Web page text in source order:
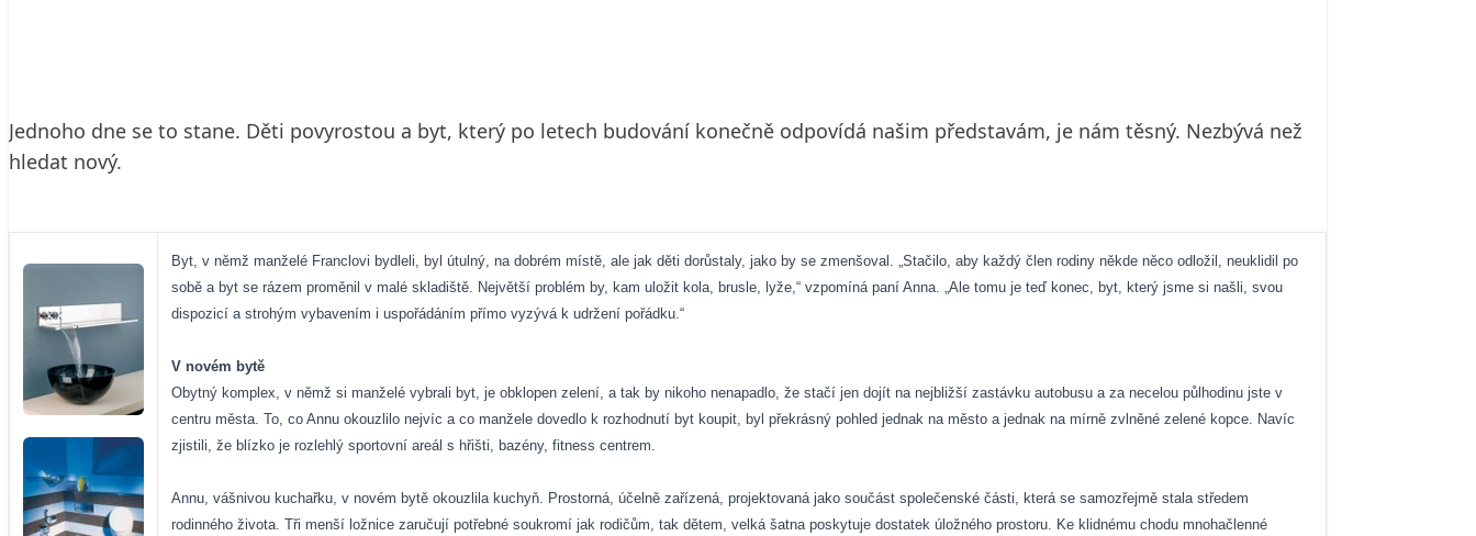
Jednoho dne se to stane. Děti povyrostou a byt, který po letech budování konečně odpovídá našim představám, je nám těsný. Nezbývá než
hledat nový.
Byt, v němž manželé Franclovi bydleli, byl útulný, na dobrém místě, ale jak děti dorůstaly, jako by se zmenšoval. „Stačilo, aby každý člen rodiny někde něco odložil, neuklidil po
sobě a byt se rázem proměnil v malé skladiště. Největší problém by, kam uložit kola, brusle, lyže,“ vzpomíná paní Anna. „Ale tomu je teď konec, byt, který jsme si našli, svou
dispozicí a strohým vybavením i uspořádáním přímo vyzývá k udržení pořádku.“
V novém bytě
Obytný komplex, v němž si manželé vybrali byt, je obklopen zelení, a tak by nikoho nenapadlo, že stačí jen dojít na nejbližší zastávku autobusu a za necelou půlhodinu jste v
centru města. To, co Annu okouzlilo nejvíc a co manžele dovedlo k rozhodnutí byt koupit, byl překrásný pohled jednak na město a jednak na mírně zvlněné zelené kopce. Navíc
zjistili, že blízko je rozlehlý sportovní areál s hřišti, bazény, fitness centrem.
Annu, vášnivou kuchařku, v novém bytě okouzlila kuchyň. Prostorná, účelně zařízená, projektovaná jako součást společenské části, která se samozřejmě stala středem
rodinného života. Tři menší ložnice zaručují potřebné soukromí jak rodičům, tak dětem, velká šatna poskytuje dostatek úložného prostoru. Ke klidnému chodu mnohačlenné